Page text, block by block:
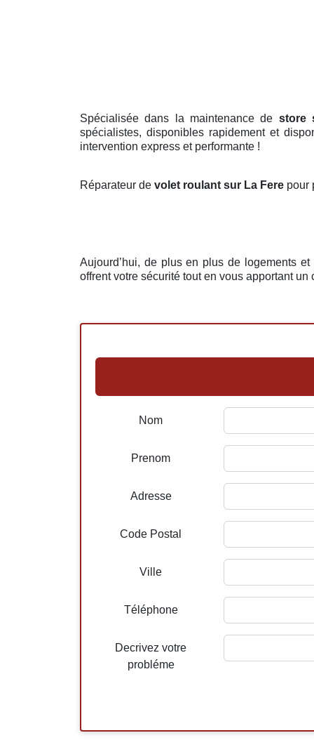
Spécialisée dans la maintenance de store
spécialistes, disponibles rapidement et
intervention express et performante !
Réparateur de volet roulant sur La Fere pour
Aujourd’hui, de plus en plus de logements
offrent votre sécurité tout en vous apportant un
Nom
Prenom
Adresse
Code Postal
Ville
Téléphone
Decrivez votre
probléme